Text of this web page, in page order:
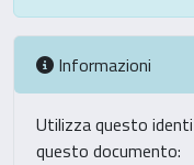
Informazioni
Utilizza questo
questo documento: